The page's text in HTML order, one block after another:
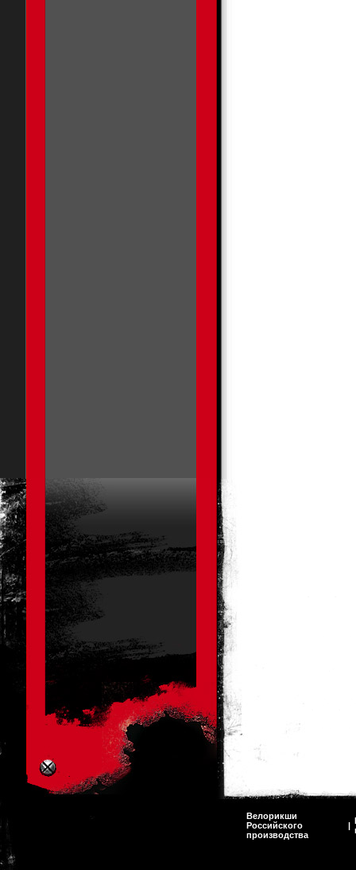
Велорикши
Российского
производства
|